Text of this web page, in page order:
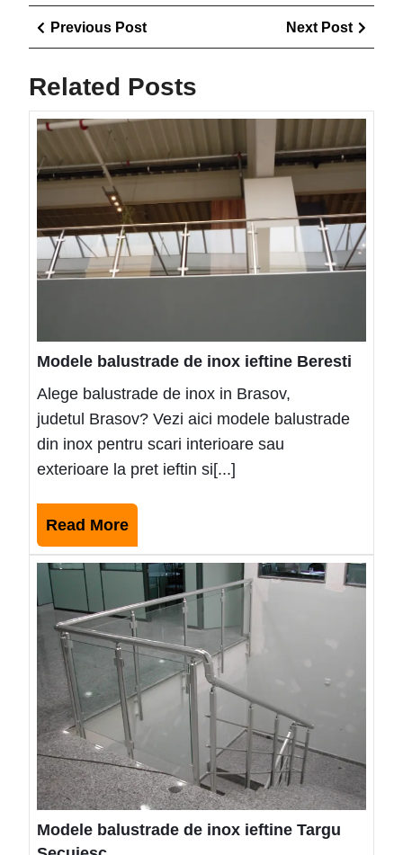
Navigare
în
articole
Previous PostPrevious
Post
Next Post
Post
Related Posts
Modele balustrade de inox ieftine Beresti
Alege balustrade de inox in Brasov,
judetul Brasov? Vezi aici modele balustrade
din inox pentru scari interioare sau
exterioare la pret ieftin si[...]
Read MoreRead
More
Modele balustrade de inox ieftine Targu